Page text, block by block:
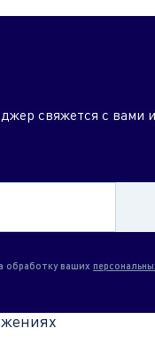
свяжется с вами
обработку ваших